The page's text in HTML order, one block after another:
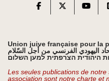
Union juive française pour la
اليهودي الفرنسي من أجل السّلام
היהודית הצרפתית למען השלום
Les seules publications de
association sont notre charte et